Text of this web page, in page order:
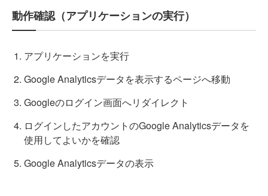
動作確認（アプリケーションの実行）
アプリケーションを実行
Google Analyticsデータを表示するページへ移動
Googleのログイン画面へリダイレクト
ログインしたアカウントのGoogle Analyticsデータを
使用してよいかを確認
Google Analyticsデータの表示